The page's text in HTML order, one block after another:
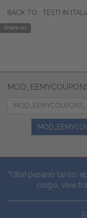
BACK TO: TESTI IN
Share on:
“I libri pesano tanto:
corpo, vive